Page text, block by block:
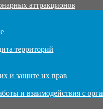
аттракционов
территорий
и защите их прав
и взаимодействия с